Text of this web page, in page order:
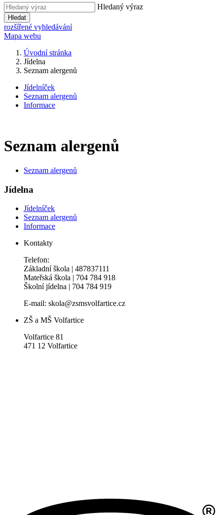
Hledaný výraz
Hledat
rozšířené vyhledávání
Mapa webu
Úvodní stránka
Jídelna
Seznam alergenů
Jídelníček
Seznam alergenů
Informace
Seznam alergenů
Seznam alergenů
Jídelna
Jídelníček
Seznam alergenů
Informace
Kontakty
Telefon:
Základní škola | 487837111
Mateřská škola | 704 784 918
Školní jídelna | 704 784 919
E-mail: skola@zsmsvolfartice.cz
ZŠ a MŠ Volfartice
Volfartice 81
471 12 Volfartice